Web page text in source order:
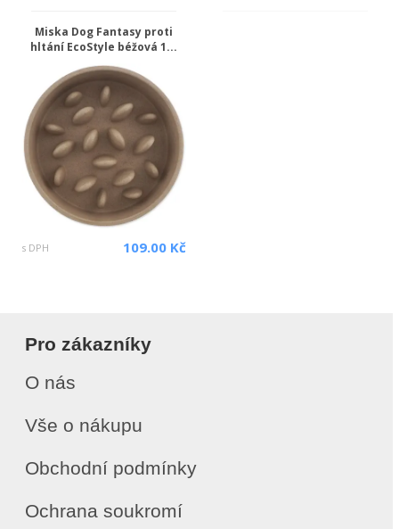
Miska Dog Fantasy proti
hltání EcoStyle béžová 1...
s DPH 109.00 Kč
Pro zákazníky
O nás
Vše o nákupu
Obchodní podmínky
Ochrana soukromí